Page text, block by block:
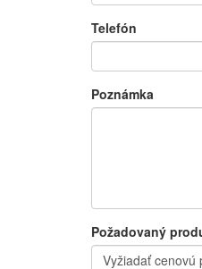
Telefón
Poznámka
Požadovaný